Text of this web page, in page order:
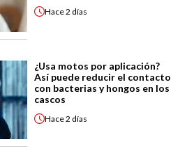
Hace2 días
¿Usa motos por aplicación?
Así puede reducir el contacto
con bacterias y hongos en los
cascos
Hace2 días